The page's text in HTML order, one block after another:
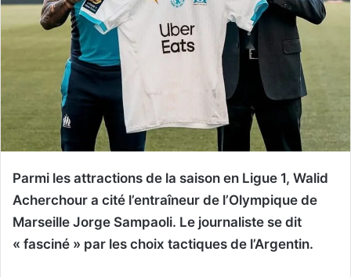
Parmi les attractions de la saison en Ligue 1, Walid
Acherchour a cité l’entraîneur de l’Olympique de
Marseille Jorge Sampaoli. Le journaliste se dit
« fasciné » par les choix tactiques de l’Argentin.